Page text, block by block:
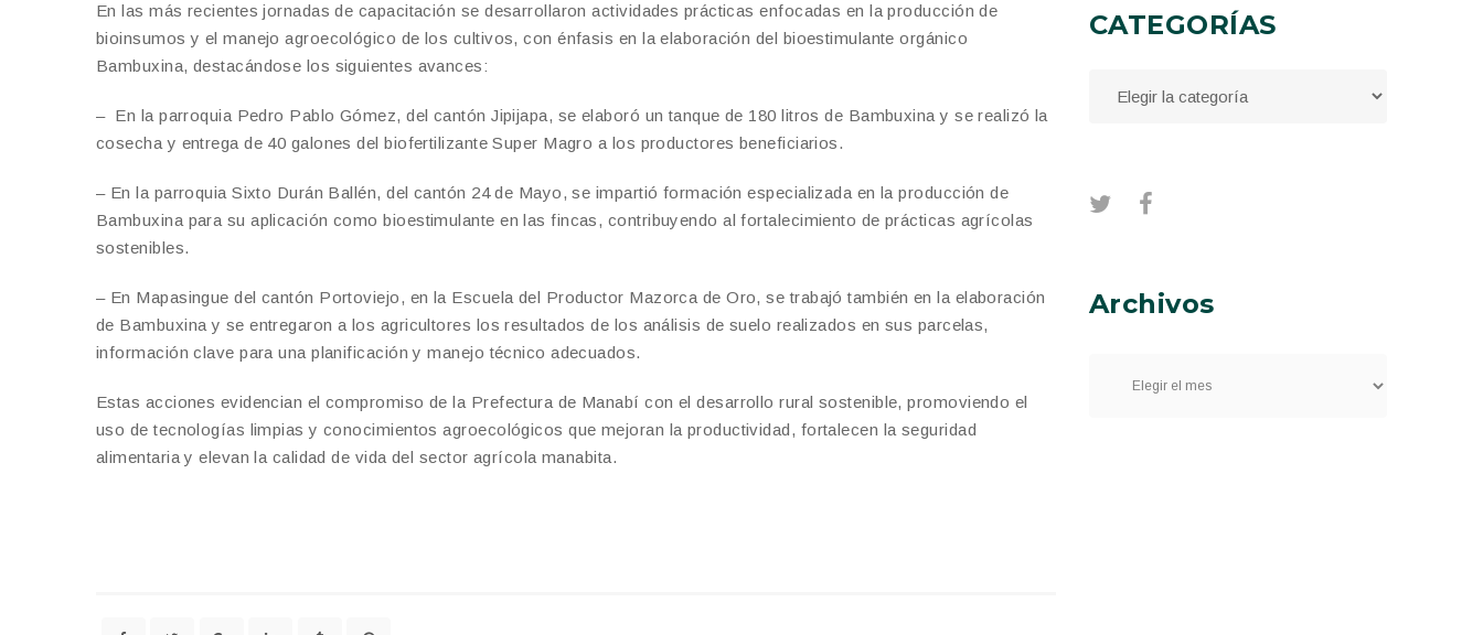
En las más recientes jornadas de capacitación se desarrollaron actividades prácticas enfocadas en la producción de
bioinsumos y el manejo agroecológico de los cultivos, con énfasis en la elaboración del bioestimulante orgánico
Bambuxina, destacándose los siguientes avances:
– En la parroquia Pedro Pablo Gómez, del cantón Jipijapa, se elaboró un tanque de 180 litros de Bambuxina y se realizó la
cosecha y entrega de 40 galones del biofertilizante Super Magro a los productores beneficiarios.
– En la parroquia Sixto Durán Ballén, del cantón 24 de Mayo, se impartió formación especializada en la producción de
Bambuxina para su aplicación como bioestimulante en las fincas, contribuyendo al fortalecimiento de prácticas agrícolas
sostenibles.
– En Mapasingue del cantón Portoviejo, en la Escuela del Productor Mazorca de Oro, se trabajó también en la elaboración
de Bambuxina y se entregaron a los agricultores los resultados de los análisis de suelo realizados en sus parcelas,
información clave para una planificación y manejo técnico adecuados.
Estas acciones evidencian el compromiso de la Prefectura de Manabí con el desarrollo rural sostenible, promoviendo el
uso de tecnologías limpias y conocimientos agroecológicos que mejoran la productividad, fortalecen la seguridad
alimentaria y elevan la calidad de vida del sector agrícola manabita.
CATEGORÍAS
Archivos